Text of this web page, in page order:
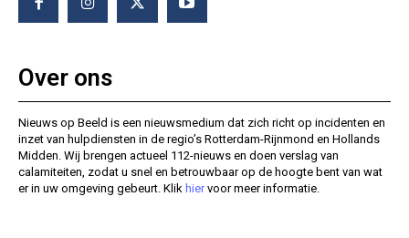
Over ons
Nieuws op Beeld is een nieuwsmedium dat zich richt op incidenten en
inzet van hulpdiensten in de regio’s Rotterdam-Rijnmond en Hollands
Midden. Wij brengen actueel 112-nieuws en doen verslag van
calamiteiten, zodat u snel en betrouwbaar op de hoogte bent van wat
er in uw omgeving gebeurt. Klik hiervoor meer informatie.